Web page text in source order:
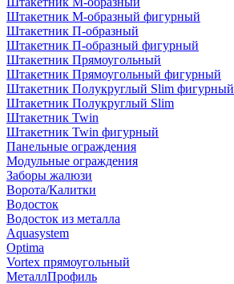
Штакетник М-образный фигурный
Штакетник П-образный
Штакетник П-образный фигурный
Штакетник Прямоугольный
Штакетник Прямоугольный фигурный
Штакетник Полукруглый Slim фигурный
Штакетник Полукруглый Slim
Штакетник Twin
Штакетник Twin фигурный
Панельные ограждения
Модульные ограждения
Заборы жалюзи
Ворота/Калитки
Водосток
Водосток из металла
Aquasystem
Optima
Vortex прямоугольный
МеталлПрофиль